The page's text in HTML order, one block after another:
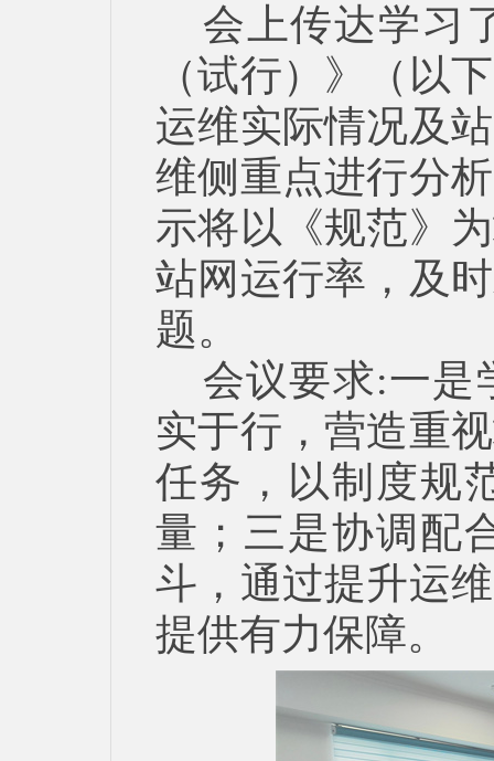
会上传达学习
（试行）》（以
运维实际情况及
维侧重点进行分
示将以《规范》
站网运行率，及
题。
会议要求:一是
实于行，营造重
任务，以制度规
量；三是协调配
斗，通过提升运
提供有力保障。